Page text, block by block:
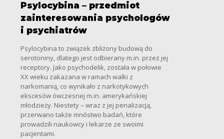
Psylocybina – przedmiot
zainteresowania psychologów
i psychiatrów
Psylocybina to związek zbliżony budową do
serotoniny, dlatego jest odbierany m.in. przez jej
receptory. Jako psychodelik, została w połowie
XX wieku zakazana w ramach walki z
narkomanią, co wynikało z narkotykowych
ekscesów ówczesnej m.in. amerykańskiej
młodzieży. Niestety – wraz z jej penalizacją,
przerwano także mnóstwo badań, które
prowadzili naukowcy i lekarze ze swoimi
pacjentami.